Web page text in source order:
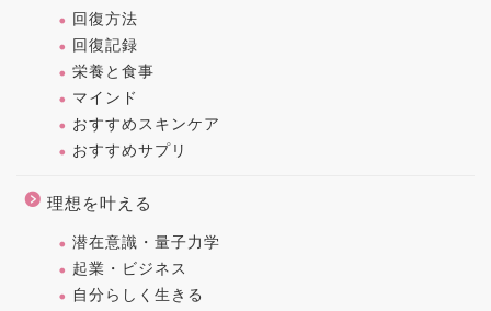
回復方法
回復記録
栄養と食事
マインド
おすすめスキンケア
おすすめサプリ
理想を叶える
潜在意識・量子力学
起業・ビジネス
自分らしく生きる